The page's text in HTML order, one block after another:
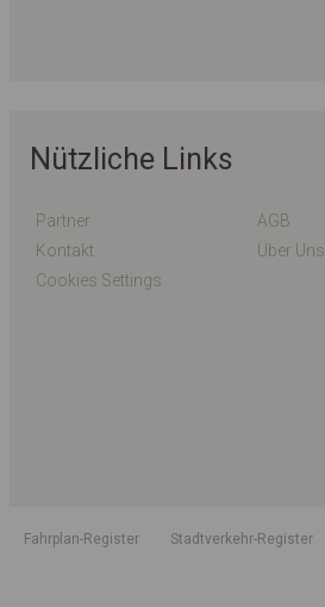
Nützliche Links
Partner
AGB
Kontakt
Über Uns
Cookies Settings
Fahrplan-Register Stadtverkehr-Register